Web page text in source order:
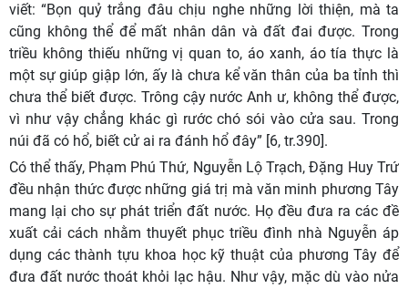
viết: “Bọn quỷ trắng đâu chịu nghe những lời thiện, mà ta
cũng không thể để mất nhân dân và đất đai được. Trong
triều không thiếu những vị quan to, áo xanh, áo tía thực là
một sự giúp giập lớn, ấy là chưa kể văn thân của ba tỉnh thì
chưa thể biết được. Trông cậy nước Anh ư, không thể được,
vì như vậy chẳng khác gì rước chó sói vào cửa sau. Trong
núi đã có hổ, biết cử ai ra đánh hổ đây” [6, tr.390].
Có thể thấy, Phạm Phú Thứ, Nguyễn Lộ Trạch, Đặng Huy Trứ
đều nhận thức được những giá trị mà văn minh phương Tây
mang lại cho sự phát triển đất nước. Họ đều đưa ra các đề
xuất cải cách nhằm thuyết phục triều đình nhà Nguyễn áp
dụng các thành tựu khoa học kỹ thuật của phương Tây để
đưa đất nước thoát khỏi lạc hậu. Như vậy, mặc dù vào nửa